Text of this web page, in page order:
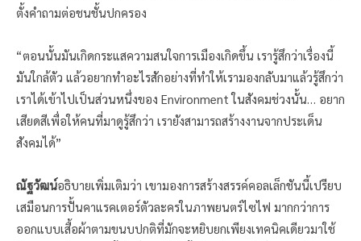
ตั้งคำถามต่อชนชั้นปกครอง
“ตอนนั้นมันเกิดกระแสความสนใจการเมืองเกิดขึ้น เรารู้สึกว่าเรื่องนี้
มันใกล้ตัว แล้วอยากทำอะไรสักอย่างที่ทำให้เรามองกลับมาแล้วรู้สึกว่า
เราได้เข้าไปเป็นส่วนหนึ่งของ Environment ในสังคมช่วงนั้น… อยาก
เสียดสีเพื่อให้คนที่มาดูรู้สึกว่า เรายังสามารถสร้างงานจากประเด็น
สังคมได้”
ณัฐวัฒน์อธิบายเพิ่มเติมว่า เขามองการสร้างสรรค์คอลเล็กชันนี้เปรียบ
เสมือนการปั้นคาแรคเตอร์ตัวละครในภาพยนตร์ไซไฟ มากกว่าการ
ออกแบบเสื้อผ้าตามขนบปกติที่มักจะหยิบยกเพียงเทคนิคเดียวมาใช้